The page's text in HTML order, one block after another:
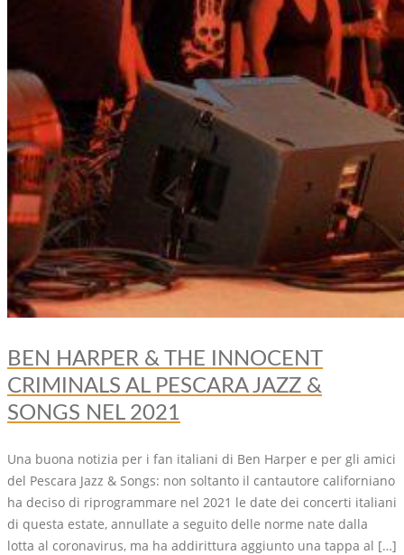
BEN HARPER & THE INNOCENT
CRIMINALS AL PESCARA JAZZ &
SONGS NEL 2021
Una buona notizia per i fan italiani di Ben Harper e per gli amici
del Pescara Jazz & Songs: non soltanto il cantautore californiano
ha deciso di riprogrammare nel 2021 le date dei concerti italiani
di questa estate, annullate a seguito delle norme nate dalla
lotta al coronavirus, ma ha addirittura aggiunto una tappa al […]